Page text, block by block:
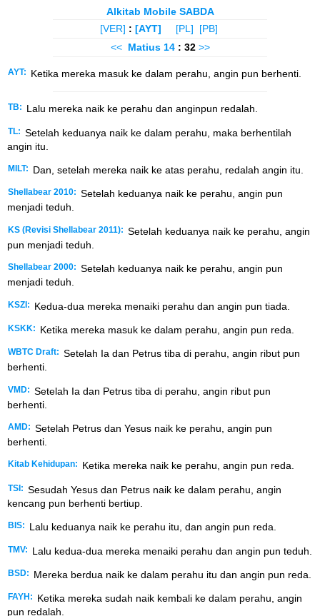
Alkitab Mobile SABDA
[VER] : [AYT] [PL]
[PB]
<< Matius 14 : 32 >>
AYT: Ketika mereka masuk ke dalam perahu, angin pun berhenti.
TB: Lalu mereka naik ke perahu dan anginpun redalah.
TL: Setelah keduanya naik ke dalam perahu, maka berhentilah
angin itu.
MILT: Dan, setelah mereka naik ke atas perahu, redalah angin itu.
Shellabear 2010: Setelah keduanya naik ke perahu, angin pun
menjadi teduh.
KS (Revisi Shellabear 2011): Setelah keduanya naik ke perahu, angin
pun menjadi teduh.
Shellabear 2000: Setelah keduanya naik ke perahu, angin pun
menjadi teduh.
KSZI: Kedua-dua mereka menaiki perahu dan angin pun tiada.
KSKK: Ketika mereka masuk ke dalam perahu, angin pun reda.
WBTC Draft: Setelah Ia dan Petrus tiba di perahu, angin ribut pun
berhenti.
VMD: Setelah Ia dan Petrus tiba di perahu, angin ribut pun
berhenti.
AMD: Setelah Petrus dan Yesus naik ke perahu, angin pun
berhenti.
Kitab Kehidupan: Ketika mereka naik ke perahu, angin pun reda.
TSI: Sesudah Yesus dan Petrus naik ke dalam perahu, angin
kencang pun berhenti bertiup.
BIS: Lalu keduanya naik ke perahu itu, dan angin pun reda.
TMV: Lalu kedua-dua mereka menaiki perahu dan angin pun teduh.
BSD: Mereka berdua naik ke dalam perahu itu dan angin pun reda.
FAYH:
Ketika mereka sudah naik kembali ke dalam perahu, angin
pun redalah.